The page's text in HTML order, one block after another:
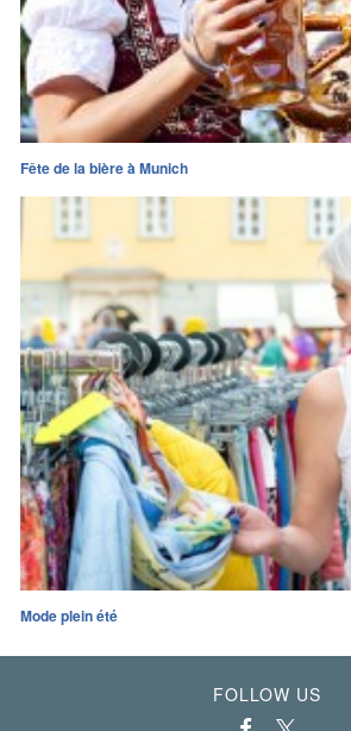
Fête de la bière à Munich
Mode plein été
FOLLOW US